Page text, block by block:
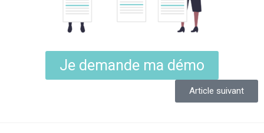
Je demande ma démo
Article suivant